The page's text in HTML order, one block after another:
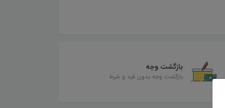
بازگشت وجه
بازگشت وجه بدون قید و شرط